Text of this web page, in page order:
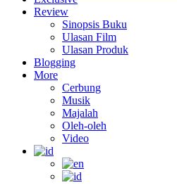
Review
Sinopsis Buku
Ulasan Film
Ulasan Produk
Blogging
More
Cerbung
Musik
Majalah
Oleh-oleh
Video